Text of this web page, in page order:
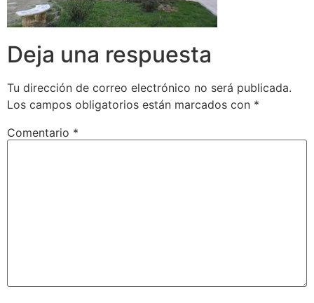
Deja una respuesta
Tu dirección de correo electrónico no será publicada.
Los campos obligatorios están marcados con *
Comentario *